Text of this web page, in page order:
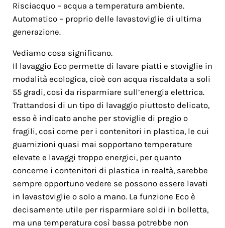
Risciacquo – acqua a temperatura ambiente.
Automatico – proprio delle lavastoviglie di ultima
generazione.
Vediamo cosa significano.
Il lavaggio Eco permette di lavare piatti e stoviglie in
modalità ecologica, cioè con acqua riscaldata a soli
55 gradi, così da risparmiare sull’energia elettrica.
Trattandosi di un tipo di lavaggio piuttosto delicato,
esso è indicato anche per stoviglie di pregio o
fragili, così come per i contenitori in plastica, le cui
guarnizioni quasi mai sopportano temperature
elevate e lavaggi troppo energici, per quanto
concerne i contenitori di plastica in realtà, sarebbe
sempre opportuno vedere se possono essere lavati
in lavastoviglie o solo a mano. La funzione Eco è
decisamente utile per risparmiare soldi in bolletta,
ma una temperatura così bassa potrebbe non